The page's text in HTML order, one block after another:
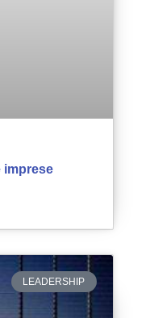
imprese
LEADERSHIP